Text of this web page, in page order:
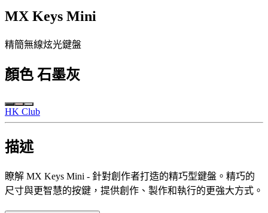
MX Keys Mini
精簡無線炫光鍵盤
顏色 石墨灰
HK Club
描述
瞭解 MX Keys Mini - 針對創作者打造的精巧型鍵盤。精巧的
尺寸與更智慧的按鍵，提供創作、製作和執行的更強大方式。